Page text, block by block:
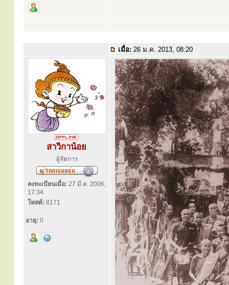
เมื่อ: 26 ม.ค. 2013, 08:20
สาวิกาน้อย
ผู้จัดการ
ลงทะเบียนเมื่อ: 27 มี.ค. 2006,
17:34
โพสต์: 8171
อายุ: 0